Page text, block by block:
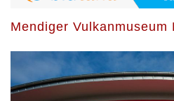
Mendiger Vulkanmuseum